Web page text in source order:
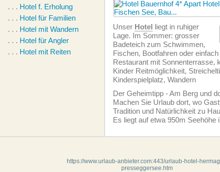
. . . Hotel f. Erholung
. . . Hotel für Familien
. . . Hotel mit Wandern
. . . Hotel für Angler
. . . Hotel mit Reiten
Unser Hotel liegt in ruhiger
Lage. Im Sommer: grosser
Badeteich zum Schwimmen,
Fischen, Bootfahren oder
Restaurant mit Sonnenterrasse,
Kinder Reitmöglichkeit,
Kinderspielplatz, Wandern
Der Geheimtipp - Am Berg und
Machen Sie Urlaub dort, wo
Tradition und Natürlichkeit zu
Es liegt auf etwa 950m Seehöhe
https://www.urlaub-anbieter.com:443/urlaub-hotel-
presseggersee.htm